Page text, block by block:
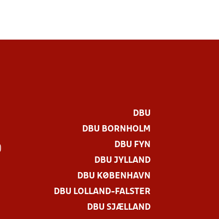
DBU
DBU BORNHOLM
DBU FYN
DBU JYLLAND
DBU KØBENHAVN
DBU LOLLAND-FALSTER
DBU SJÆLLAND